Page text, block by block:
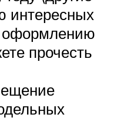
интересных
оформлению
прочесть